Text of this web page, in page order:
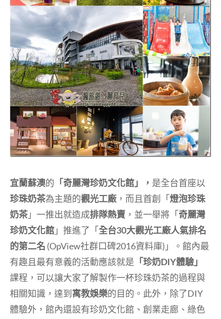
宜蘭蘇澳的 「奇麗灣珍奶文化館」， 是全台首座以
珍珠奶茶為主題的觀光工廠 ，而且首創「燈泡珍珠
奶茶 」一推出就造成排隊熱賣 ，並一舉將「奇麗灣
珍奶文化館 」推進了「全台30大觀光工廠人氣排名
的第二名 (OpView社群口碑2016資料庫)」。館內最
有趣且最有意義的活動應該就是 「珍奶DIY體驗」
課程，可以讓大家了解製作一杯珍珠奶茶的過程與
相關知識，達到 寓教娛樂的目的。此外，除了DIY
體驗外，館內還設有珍奶文化館、創業走廊、綠色